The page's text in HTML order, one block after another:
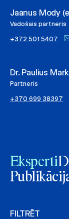
Jaanus Mody
Vadošais partneris
+372 501 5407
Dr. Paulius
Partneris
+370 699 38397
Eksperti
FILTRĒT